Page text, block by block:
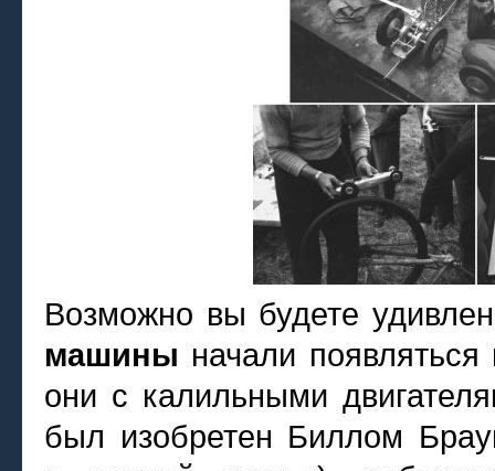
Возможно вы будете
машины начали
они с калильными
был изобретен Биллом